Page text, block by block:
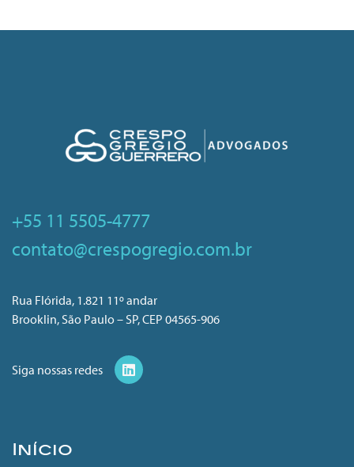
+55 11 5505-4777
contato@crespogregio.com.br
Rua Flórida, 1.821 11º andar
Brooklin, São Paulo – SP, CEP 04565-906
Siga nossas redes
Início